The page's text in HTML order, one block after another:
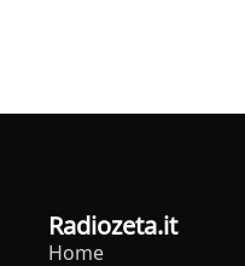
radiozeta.it
Home